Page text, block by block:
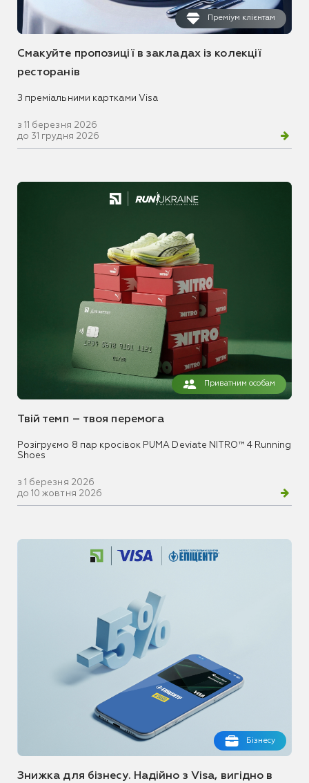
Преміум клієнтам
Смакуйте пропозиції в закладах із колекції
ресторанів
З преміальними картками Visa
з 11 березня 2026
до 31 грудня 2026
Приватним особам
Твій темп – твоя перемога
Розігруємо 8 пар кросівок PUMA Deviate NITRO™ 4 Running
Shoes
з 1 березня 2026
до 10 жовтня 2026
Бізнесу
Знижка для бізнесу. Надійно з Visa, вигідно в